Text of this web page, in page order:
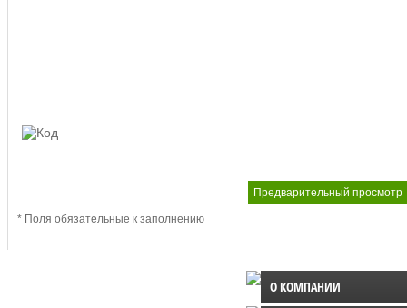
О КОМПАНИИ
* Поля обязательные к заполнению